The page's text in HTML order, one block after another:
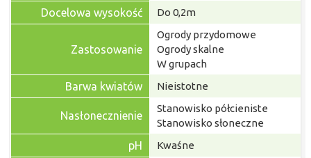
Docelowa wysokość Do 0,2m
Zastosowanie
Ogrody przydomowe
Ogrody skalne
W grupach
Barwa kwiatów Nieistotne
Nasłonecznienie
Stanowisko półcieniste
Stanowisko słoneczne
pH Kwaśne